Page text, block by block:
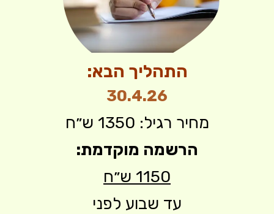
התהליך הבא:
30.4.26
מחיר רגיל: 1350 ש״ח
הרשמה מוקדמת:
1150 ש״ח
עד שבוע לפני